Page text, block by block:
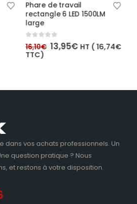
Phare de travail 3D
rectangulaire 12 LED
3500LM combiné
0out of 5
39,95€ Le
prix
36,95€Le
prix
HT (
44,34
dans vos achats professionnels. Un
question pratique ? Nous
et restons à votre disposition.